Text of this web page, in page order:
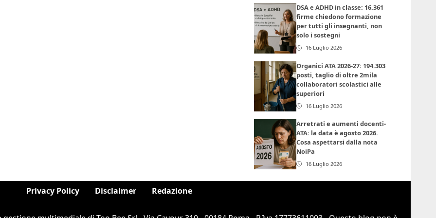
DSA e ADHD in classe: 16.361
firme chiedono formazione
per tutti gli insegnanti, non
solo i sostegni
16 Luglio 2026
Organici ATA 2026-27: 194.303
posti, taglio di oltre 2mila
collaboratori scolastici alle
superiori
16 Luglio 2026
Arretrati e aumenti docenti-
ATA: la data è agosto 2026.
Cosa aspettarsi dalla nota
NoiPa
16 Luglio 2026
Privacy Policy Disclaimer Redazione